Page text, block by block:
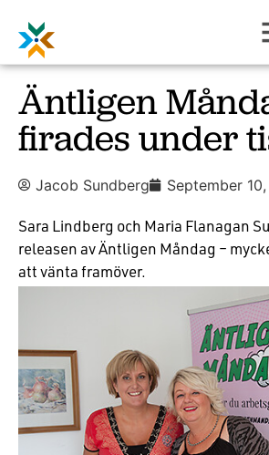
Äntligen
firades under
Jacob Sundberg September
Sara Lindberg och Maria Flanagan
releasen av Äntligen Måndag –
att vänta framöver.